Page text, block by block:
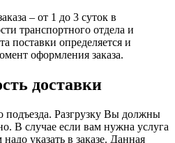
– от 1 до 3 суток в
транспортного отдела и
поставки определяется и
оформления заказа.
доставки
подъезда. Разгрузку Вы должны
В случае если вам нужна услуга
указать в заказе. Данная